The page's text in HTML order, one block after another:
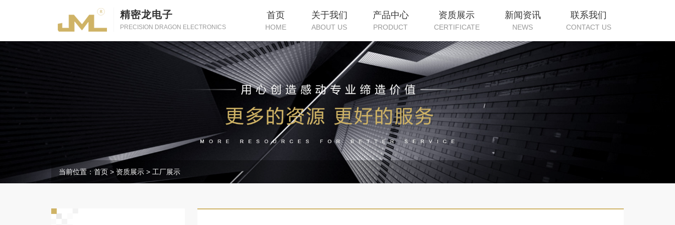
精密龙电子
PRECISION DRAGON ELECTRONICS
首页
HOME
关于我们
ABOUT US
产品中心
PRODUCT
资质展示
CERTIFICATE
新闻资讯
NEWS
联系我们
CONTACT US
当前位置： 首页 > 资质展示 > 工厂展示